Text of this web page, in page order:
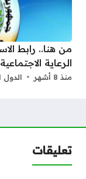
من هنا.. رابط
الرعاية
منذ 8 أشهر الدول
تعليقات